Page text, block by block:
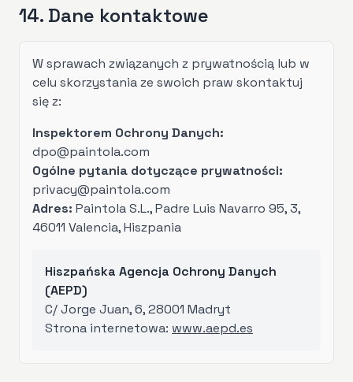
14. Dane kontaktowe
W sprawach związanych z prywatnością lub w
celu skorzystania ze swoich praw skontaktuj
się z:
Inspektorem Ochrony Danych:
dpo@paintola.com
Ogólne pytania dotyczące prywatności:
privacy@paintola.com
Adres: Paintola S.L., Padre Luis Navarro 95, 3,
46011 Valencia, Hiszpania
Hiszpańska Agencja Ochrony Danych
(AEPD)
C/ Jorge Juan, 6, 28001 Madryt
Strona internetowa: www.aepd.es